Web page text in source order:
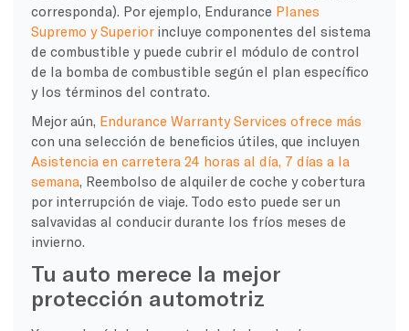
corresponda). Por ejemplo, Endurance Planes
Supremo y Superiorincluye componentes del sistema
de combustible y puede cubrir el módulo de control
de la bomba de combustible según el plan específico
y los términos del contrato.
Mejor aún, Endurance Warranty Services ofrece más
con una selección de beneficios útiles, que incluyen
Asistencia en carretera 24 horas al día, 7 días a la
semana , Reembolso de alquiler de coche y cobertura
por interrupción de viaje. Todo esto puede ser un
salvavidas al conducir durante los fríos meses de
invierno.
Tu auto merece la mejor
protección automotriz